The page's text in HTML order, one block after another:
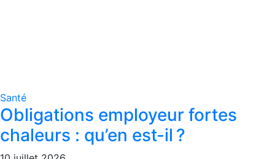
Santé
Obligations employeur fortes
chaleurs : qu’en est-il ?